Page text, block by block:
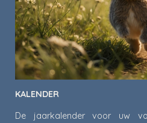
KALENDER
De jaarkalender voor uw